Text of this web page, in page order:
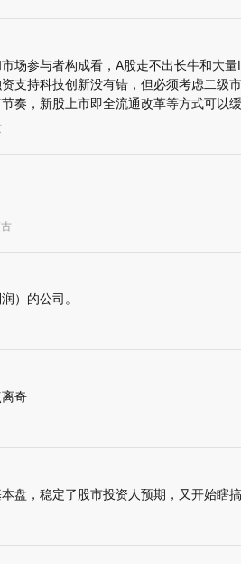
场参与者构成看，A股走不出长牛和大量
支持科技创新没有错，但必须考虑二级
奏，新股上市即全流通改革等方式可以
）的公司。
奇
盘，稳定了股市投资人预期，又开始瞎